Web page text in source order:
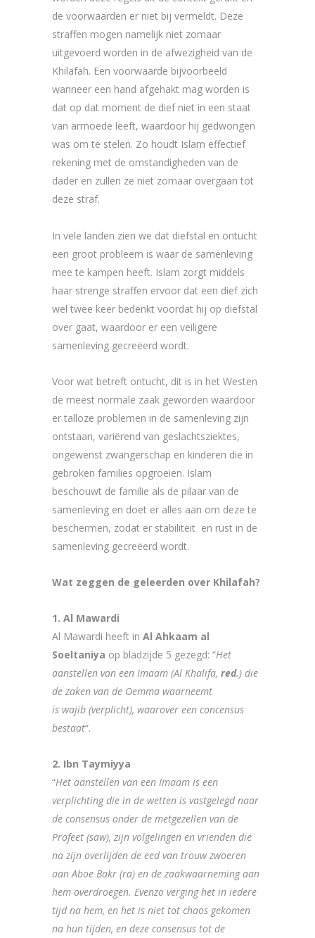
de voorwaarden er niet bij vermeldt. Deze
straffen mogen namelijk niet zomaar
uitgevoerd worden in de afwezigheid van de
Khilafah. Een voorwaarde bijvoorbeeld
wanneer een hand afgehakt mag worden is
dat op dat moment de dief niet in een staat
van armoede leeft, waardoor hij gedwongen
was om te stelen. Zo houdt Islam effectief
rekening met de omstandigheden van de
dader en zullen ze niet zomaar overgaan tot
deze straf.
In vele landen zien we dat diefstal en ontucht
een groot probleem is waar de samenleving
mee te kampen heeft. Islam zorgt middels
haar strenge straffen ervoor dat een dief zich
wel twee keer bedenkt voordat hij op diefstal
over gaat, waardoor er een veiligere
samenleving gecreëerd wordt.
Voor wat betreft ontucht, dit is in het Westen
de meest normale zaak geworden waardoor
er talloze problemen in de samenleving zijn
ontstaan, variërend van geslachtsziektes,
ongewenst zwangerschap en kinderen die in
gebroken families opgroeien. Islam
beschouwt de familie als de pilaar van de
samenleving en doet er alles aan om deze te
beschermen, zodat er stabiliteit en rust in de
samenleving gecreëerd wordt.
Wat zeggen de geleerden over Khilafah?
1. Al Mawardi
Al Mawardi heeft in Al Ahkaam al
Soeltaniya op bladzijde 5 gezegd: “Het
aanstellen van een Imaam (Al Khalifa, red.) die
de zaken van de Oemma waarneemt
is wajib (verplicht), waarover een concensus
bestaat“.
2. Ibn Taymiyya
“Het aanstellen van een Imaam is een
verplichting die in de wetten is vastgelegd naar
de consensus onder de metgezellen van de
Profeet (saw), zijn volgelingen en vrienden die
na zijn overlijden de eed van trouw zwoeren
aan Aboe Bakr (ra) en de zaakwaarneming aan
hem overdroegen. Evenzo verging het in iedere
tijd na hem, en het is niet tot chaos gekomen
na hun tijden, en deze consensus tot de